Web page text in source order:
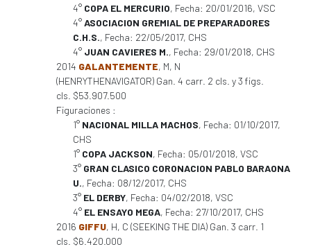
4° COPA EL MERCURIO, Fecha: 20/01/2016, VSC
4°ASOCIACION GREMIAL DE PREPARADORES
C.H.S., Fecha: 22/05/2017, CHS
4° JUAN CAVIERES M., Fecha: 29/01/2018, CHS
2014 GALANTEMENTE, M, N
(HENRYTHENAVIGATOR) Gan. 4 carr. 2 cls. y 3 figs.
cls. $53.907.500
Figuraciones :
1° NACIONAL MILLA MACHOS, Fecha: 01/10/2017,
CHS
1° COPA JACKSON, Fecha: 05/01/2018, VSC
3° GRAN CLASICO CORONACION PABLO BARAONA
U., Fecha: 08/12/2017, CHS
3° EL DERBY, Fecha: 04/02/2018, VSC
4° EL ENSAYO MEGA, Fecha: 27/10/2017, CHS
2016 GIFFU, H, C (SEEKING THE DIA) Gan. 3 carr. 1
cls. $6.420.000